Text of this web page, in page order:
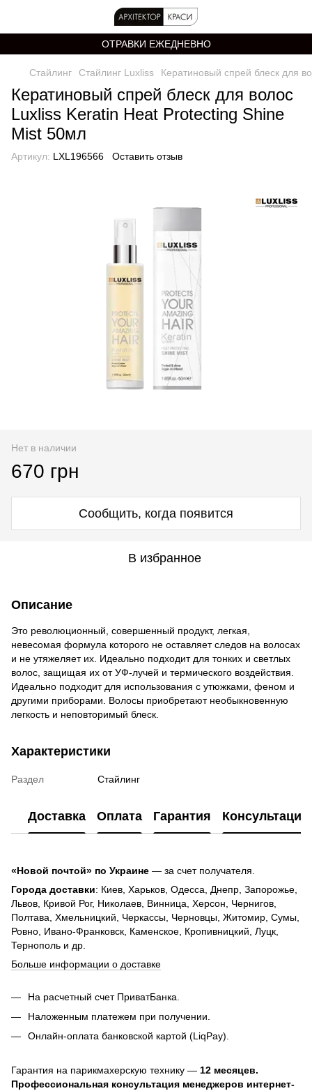
ОТРАВКИ ЕЖЕДНЕВНО
Стайлинг Стайлинг Luxliss Кератиновый спрей блеск для
Кератиновый спрей блеск для волос
Luxliss Keratin Heat Protecting Shine
Mist 50мл
Артикул: LXL196566 Оставить отзыв
Нет в наличии
670 грн
Сообщить, когда появится
В избранное
Описание
Это революционный, совершенный продукт, легкая,
невесомая формула которого не оставляет следов на волосах
и не утяжеляет их. Идеально подходит для тонких и светлых
волос, защищая их от УФ-лучей и термического воздействия.
Идеально подходит для использования с утюжками, феном и
другими приборами. Волосы приобретают необыкновенную
легкость и неповторимый блеск.
Характеристики
Раздел Стайлинг
Доставка Оплата Гарантия Консультация
«Новой почтой» по Украине — за счет получателя.
Города доставки: Киев, Харьков, Одесса, Днепр, Запорожье,
Львов, Кривой Рог, Николаев, Винница, Херсон, Чернигов,
Полтава, Хмельницкий, Черкассы, Черновцы, Житомир, Сумы,
Ровно, Ивано-Франковск, Каменское, Кропивницкий, Луцк,
Тернополь и др.
Больше информации о доставке
На расчетный счет ПриватБанка.
Наложенным платежем при получении.
Онлайн-оплата банковской картой (LiqPay).
Гарантия на парикмахерскую технику — 12 месяцев.
Профессиональная консультация менеджеров интернет-